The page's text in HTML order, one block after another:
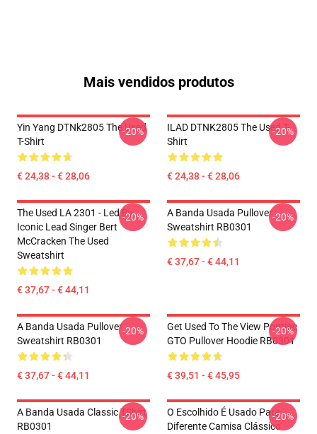
Mais vendidos produtos
Yin Yang DTNk2805 The Used
T-Shirt
€ 24,38 - € 28,06
-20%
ILAD DTNK2805 The Used T-
Shirt
€ 24,38 - € 28,06
-20%
The Used LA 2301 - Led By
Iconic Lead Singer Bert
McCracken The Used
Sweatshirt
€ 37,67 - € 44,11
-20%
A Banda Usada Pullover
Sweatshirt RB0301
€ 37,67 - € 44,11
-20%
A Banda Usada Pullover
Sweatshirt RB0301
€ 37,67 - € 44,11
-20%
Get Used To The View Pontiac
GTO Pullover Hoodie RB0301
€ 39,51 - € 45,95
-20%
A Banda Usada Classic TShirt
RB0301
-20%
O Escolhido É Usado Para
Diferente Camisa Clássico
-20%